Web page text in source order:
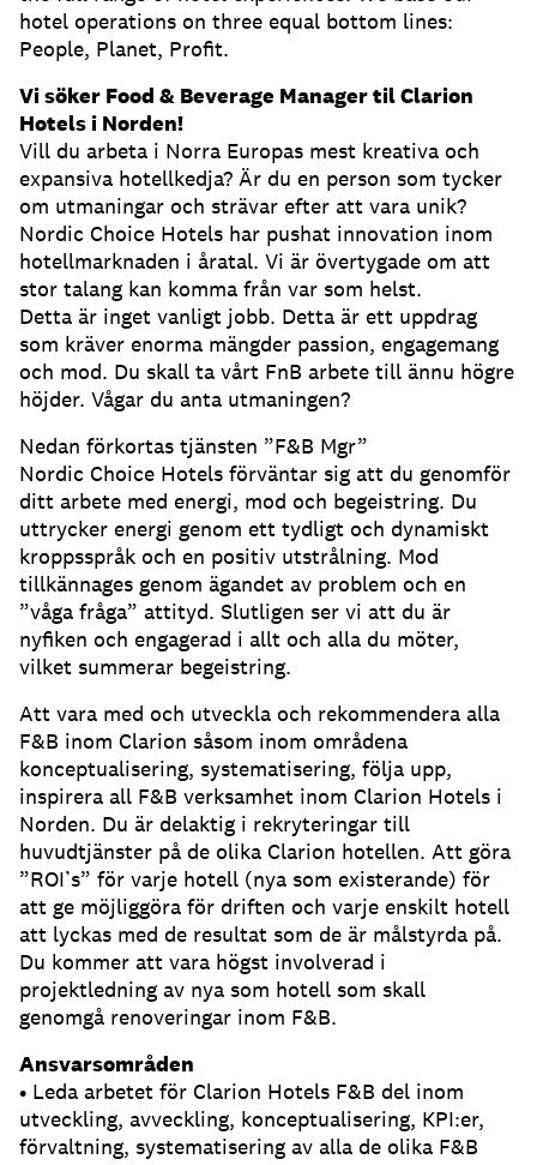
hotel operations on three equal bottom lines:
People, Planet, Profit.
Vi söker Food & Beverage Manager til Clarion
Hotels i Norden!
Vill du arbeta i Norra Europas mest kreativa och
expansiva hotellkedja? Är du en person som tycker
om utmaningar och strävar efter att vara unik?
Nordic Choice Hotels har pushat innovation inom
hotellmarknaden i åratal. Vi är övertygade om att
stor talang kan komma från var som helst.
Detta är inget vanligt jobb. Detta är ett uppdrag
som kräver enorma mängder passion, engagemang
och mod. Du skall ta vårt FnB arbete till ännu högre
höjder. Vågar du anta utmaningen?
Nedan förkortas tjänsten ”F&B Mgr”
Nordic Choice Hotels förväntar sig att du genomför
ditt arbete med energi, mod och begeistring. Du
uttrycker energi genom ett tydligt och dynamiskt
kroppsspråk och en positiv utstrålning. Mod
tillkännages genom ägandet av problem och en
”våga fråga” attityd. Slutligen ser vi att du är
nyfiken och engagerad i allt och alla du möter,
vilket summerar begeistring.
Att vara med och utveckla och rekommendera alla
F&B inom Clarion såsom inom områdena
konceptualisering, systematisering, följa upp,
inspirera all F&B verksamhet inom Clarion Hotels i
Norden. Du är delaktig i rekryteringar till
huvudtjänster på de olika Clarion hotellen. Att göra
”ROI’s” för varje hotell (nya som existerande) för
att ge möjliggöra för driften och varje enskilt hotell
att lyckas med de resultat som de är målstyrda på.
Du kommer att vara högst involverad i
projektledning av nya som hotell som skall
genomgå renoveringar inom F&B.
Ansvarsområden
• Leda arbetet för Clarion Hotels F&B del inom
utveckling, avveckling, konceptualisering, KPI:er,
förvaltning, systematisering av alla de olika F&B